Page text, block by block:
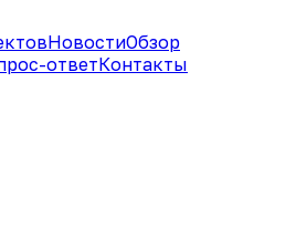
НовостиОбзор
ответКонтакты